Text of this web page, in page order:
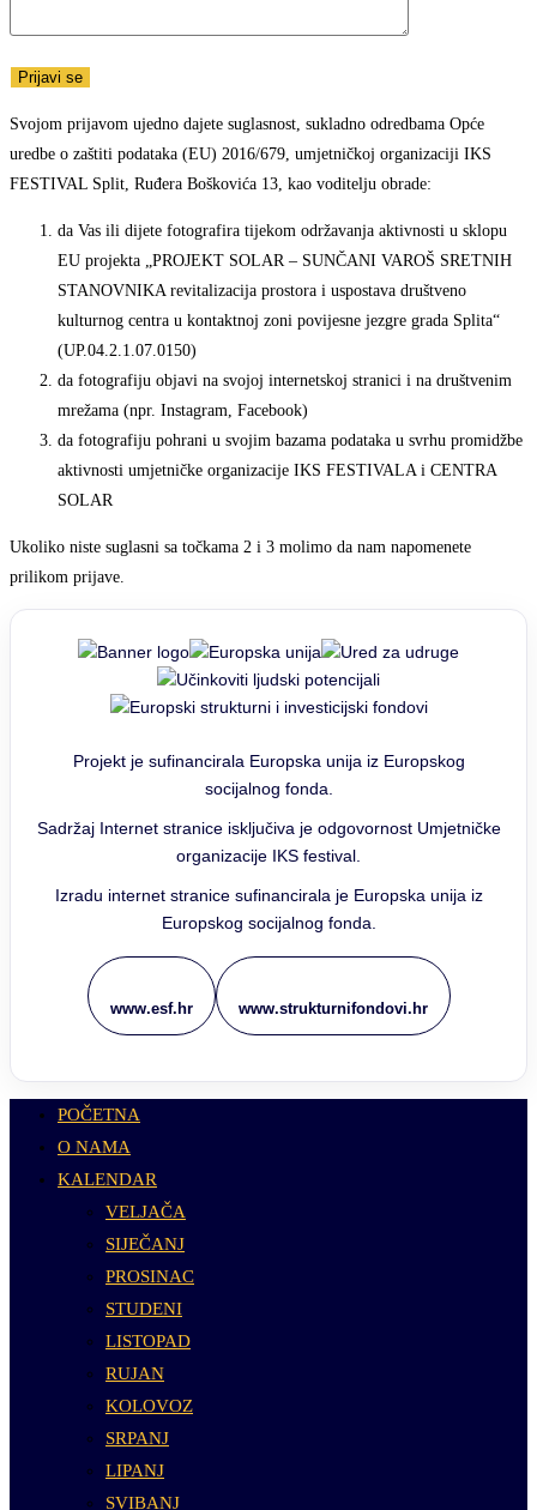
Svojom prijavom ujedno dajete suglasnost, sukladno odredbama Opće
uredbe o zaštiti podataka (EU) 2016/679, umjetničkoj organizaciji IKS
FESTIVAL Split, Ruđera Boškovića 13, kao voditelju obrade:
da Vas ili dijete fotografira tijekom održavanja aktivnosti u sklopu
EU projekta „PROJEKT SOLAR – SUNČANI VAROŠ SRETNIH
STANOVNIKA revitalizacija prostora i uspostava društveno
kulturnog centra u kontaktnoj zoni povijesne jezgre grada Splita“
(UP.04.2.1.07.0150)
da fotografiju objavi na svojoj internetskoj stranici i na društvenim
mrežama (npr. Instagram, Facebook)
da fotografiju pohrani u svojim bazama podataka u svrhu promidžbe
aktivnosti umjetničke organizacije IKS FESTIVALA i CENTRA
SOLAR
Ukoliko niste suglasni sa točkama 2 i 3 molimo da nam napomenete
prilikom prijave.
Projekt je sufinancirala Europska unija iz Europskog
socijalnog fonda.
Sadržaj Internet stranice isključiva je odgovornost Umjetničke
organizacije IKS festival.
Izradu internet stranice sufinancirala je Europska unija iz
Europskog socijalnog fonda.
www.esf.hr www.strukturnifondovi.hr
POČETNA
O NAMA
KALENDAR
VELJAČA
SIJEČANJ
PROSINAC
STUDENI
LISTOPAD
RUJAN
KOLOVOZ
SRPANJ
LIPANJ
SVIBANJ